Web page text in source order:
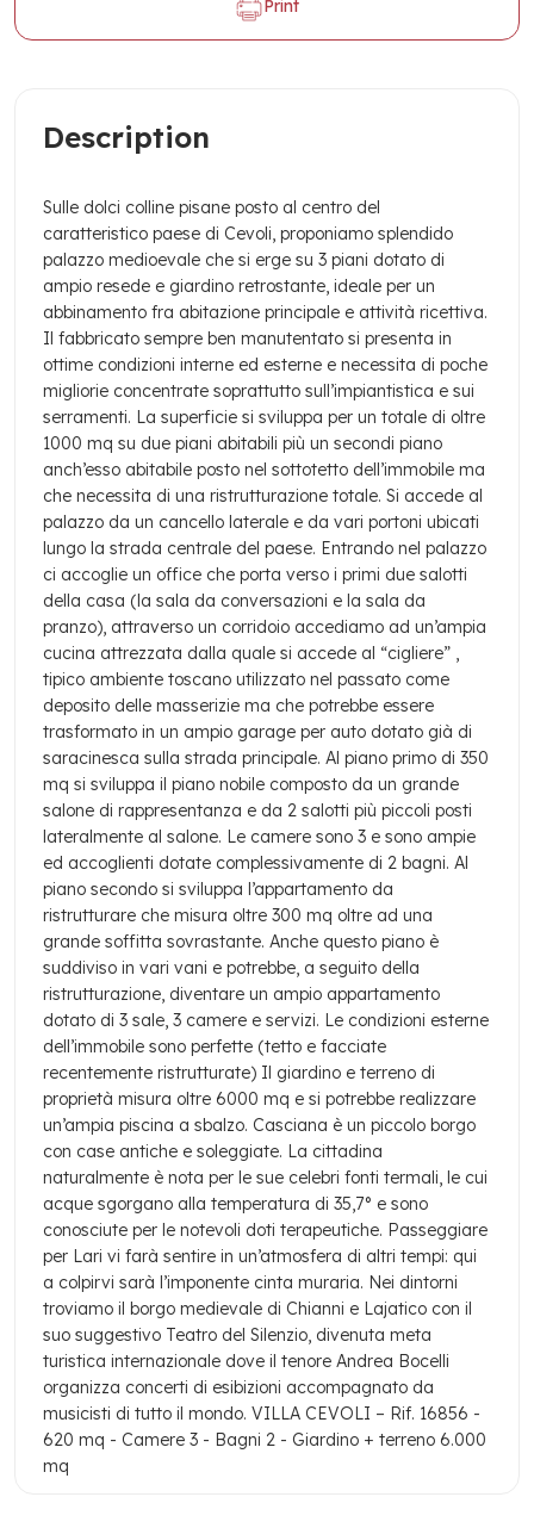
Print
Description
Sulle dolci colline pisane posto al centro del
caratteristico paese di Cevoli, proponiamo splendido
palazzo medioevale che si erge su 3 piani dotato di
ampio resede e giardino retrostante, ideale per un
abbinamento fra abitazione principale e attività ricettiva.
Il fabbricato sempre ben manutentato si presenta in
ottime condizioni interne ed esterne e necessita di poche
migliorie concentrate soprattutto sull’impiantistica e sui
serramenti. La superficie si sviluppa per un totale di oltre
1000 mq su due piani abitabili più un secondi piano
anch’esso abitabile posto nel sottotetto dell’immobile ma
che necessita di una ristrutturazione totale. Si accede al
palazzo da un cancello laterale e da vari portoni ubicati
lungo la strada centrale del paese. Entrando nel palazzo
ci accoglie un office che porta verso i primi due salotti
della casa (la sala da conversazioni e la sala da
pranzo), attraverso un corridoio accediamo ad un’ampia
cucina attrezzata dalla quale si accede al “cigliere” ,
tipico ambiente toscano utilizzato nel passato come
deposito delle masserizie ma che potrebbe essere
trasformato in un ampio garage per auto dotato già di
saracinesca sulla strada principale. Al piano primo di 350
mq si sviluppa il piano nobile composto da un grande
salone di rappresentanza e da 2 salotti più piccoli posti
lateralmente al salone. Le camere sono 3 e sono ampie
ed accoglienti dotate complessivamente di 2 bagni. Al
piano secondo si sviluppa l’appartamento da
ristrutturare che misura oltre 300 mq oltre ad una
grande soffitta sovrastante. Anche questo piano è
suddiviso in vari vani e potrebbe, a seguito della
ristrutturazione, diventare un ampio appartamento
dotato di 3 sale, 3 camere e servizi. Le condizioni esterne
dell’immobile sono perfette (tetto e facciate
recentemente ristrutturate) Il giardino e terreno di
proprietà misura oltre 6000 mq e si potrebbe realizzare
un’ampia piscina a sbalzo. Casciana è un piccolo borgo
con case antiche e soleggiate. La cittadina
naturalmente è nota per le sue celebri fonti termali, le cui
acque sgorgano alla temperatura di 35,7° e sono
conosciute per le notevoli doti terapeutiche. Passeggiare
per Lari vi farà sentire in un’atmosfera di altri tempi: qui
a colpirvi sarà l’imponente cinta muraria. Nei dintorni
troviamo il borgo medievale di Chianni e Lajatico con il
suo suggestivo Teatro del Silenzio, divenuta meta
turistica internazionale dove il tenore Andrea Bocelli
organizza concerti di esibizioni accompagnato da
musicisti di tutto il mondo. VILLA CEVOLI – Rif. 16856 -
620 mq - Camere 3 - Bagni 2 - Giardino + terreno 6.000
mq